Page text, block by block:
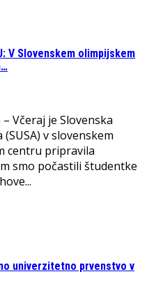
V Slovenskem olimpijskem
Včeraj je Slovenska
v slovenskem
centru pripravila
smo počastili študentke
univerzitetno prvenstvo v